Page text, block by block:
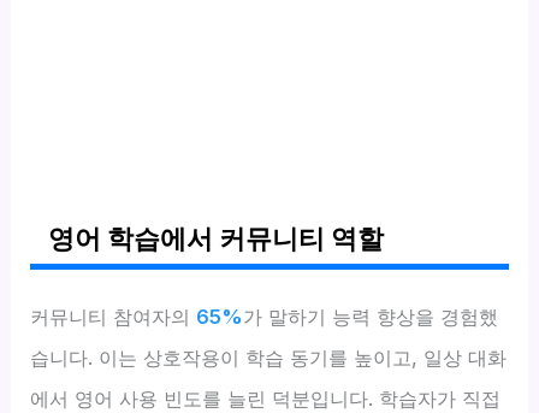
영어 학습에서 커뮤니티 역할
커뮤니티 참여자의 65%가 말하기 능력 향상을 경험했
습니다. 이는 상호작용이 학습 동기를 높이고, 일상 대화
에서 영어 사용 빈도를 늘린 덕분입니다. 학습자가 직접